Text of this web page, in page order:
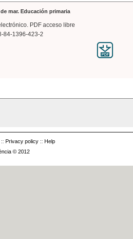
mar. Educación primaria
PDF acceso libre
84-1396-423-2
:: Privacy policy :: Help
© 2012